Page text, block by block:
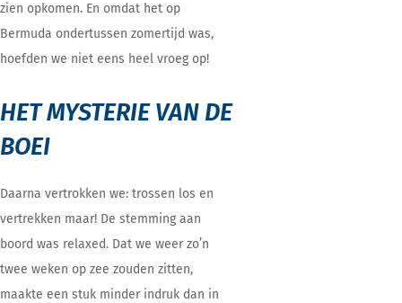
zien opkomen. En omdat het op
Bermuda ondertussen zomertijd was,
hoefden we niet eens heel vroeg op!
HET MYSTERIE VAN DE
BOEI
Daarna vertrokken we: trossen los en
vertrekken maar! De stemming aan
boord was relaxed. Dat we weer zo’n
twee weken op zee zouden zitten,
maakte een stuk minder indruk dan in